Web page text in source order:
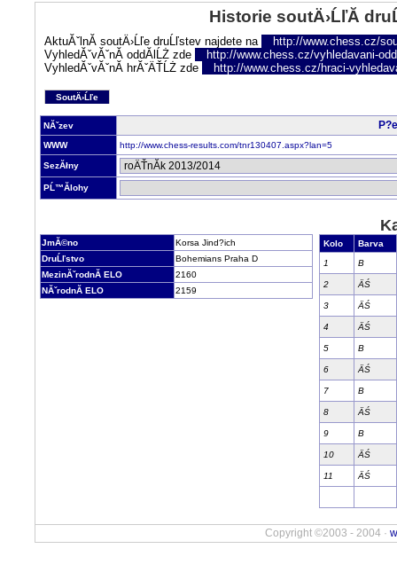
Historie soutÄ›ĹľĂ­
AktuĂˇlnĂ­ soutÄ›Ĺľe druĹľstev najdete na
http://www.chess.cz/
VyhledĂˇvĂˇnĂ­ oddĂ­lĹŻ zde
http://www.chess.cz/vyhledavani-
VyhledĂˇvĂˇnĂ­ hrĂˇÄŤĹŻ zde
http://www.chess.cz/hraci-
SoutÄ›Ĺľe
NĂˇzev
WWW http://www.chess-results.com/tnr130407.aspx?lan=5
SezĂłny
PĹ™Ă­lohy
JmĂ©no
Korsa Jind?ich
DruĹľstvo
Bohemians Praha D
MezinĂˇrodnĂ­ ELO
2160
NĂˇrodnĂ­ ELO
2159
Kolo
Barva
1
B
2 ÄŚ
3 ÄŚ
4 ÄŚ
5 B
6 ÄŚ
7 B
8 ÄŚ
9 B
10 ÄŚ
11 ÄŚ
Copyright ©2003 - 2004 ·